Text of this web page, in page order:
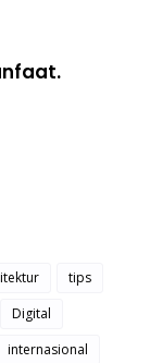
tips
Digital
internasional